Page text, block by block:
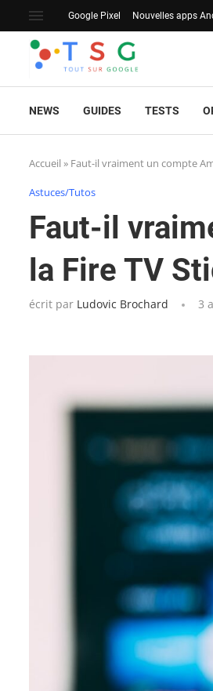
Google Pixel Nouvelles apps
NEWS GUIDES TESTS
Accueil » Faut-il vraiment un compte
Astuces/Tutos
Faut-il
la Fire TV
écrit par Ludovic Brochard 3